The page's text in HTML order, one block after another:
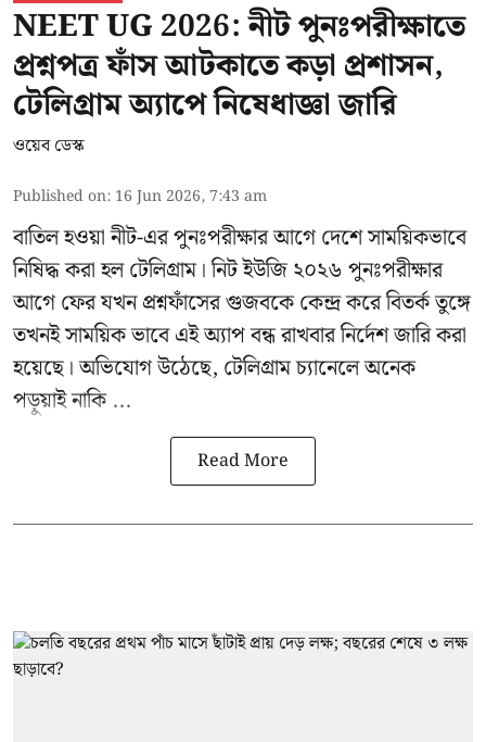
NEET UG 2026: নীট পুনঃপরীক্ষাতে
প্রশ্নপত্র ফাঁস আটকাতে কড়া প্রশাসন,
টেলিগ্রাম অ্যাপে নিষেধাজ্ঞা জারি
ওয়েব ডেস্ক
Published on: 16 Jun 2026, 7:43 am
বাতিল হওয়ানীট-এরপুনঃপরীক্ষার আগে দেশে সাময়িকভাবে
নিষিদ্ধ করা হল টেলিগ্রাম। নিট ইউজি ২০২৬ পুনঃপরীক্ষার
আগে ফের যখনপ্রশ্নফাঁসেরগুজবকে কেন্দ্র করে বিতর্ক তুঙ্গে
তখনই সাময়িক ভাবে এই অ্যাপ বন্ধ রাখবার নির্দেশ জারি করা
হয়েছে। অভিযোগ উঠেছে, টেলিগ্রাম চ্যানেলে অনেক
পড়ুয়াই নাকি ...
Read More